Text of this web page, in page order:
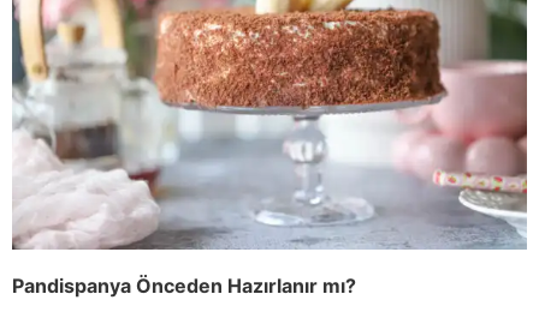
Pandispanya Önceden Hazırlanır mı?